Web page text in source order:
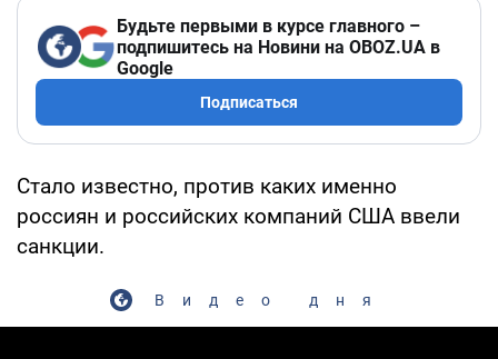
Будьте первыми в курсе главного –
подпишитесь на Новини на OBOZ.UA в
Google
Подписаться
Стало известно, против каких именно
россиян и российских компаний США ввели
санкции.
Видео дня